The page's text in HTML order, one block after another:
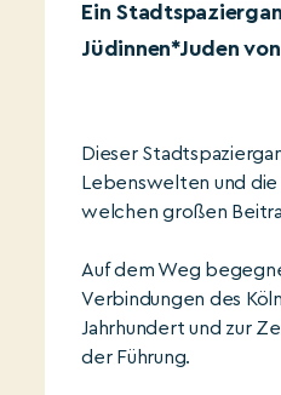
Ein
Jüdinnen*Juden
Dieser
Lebenswelten und
welchen großen
Auf dem Weg
Verbindungen des
Jahrhundert und zur
der Führung.